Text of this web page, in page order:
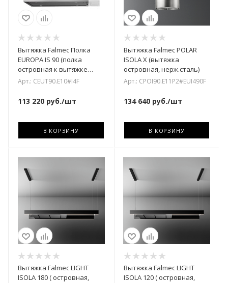
Вытяжка Falmec Полка
EUROPA IS 90 (полка
островная к вытяжке
EUROPA, нерж. сталь)
Арт.: CEUT90.E10#I4F
113 220 руб./шт
В КОРЗИНУ
Вытяжка Falmec POLAR
ISOLA X (вытяжка
островная, нерж.сталь)
Арт.: CPOI90.E11P2#EUI490F
134 640руб./шт
В КОРЗИНУ
Вытяжка Falmec LIGHT
ISOLA 180 ( островная,
Вытяжка Falmec LIGHT
ISOLA 120 ( островная,